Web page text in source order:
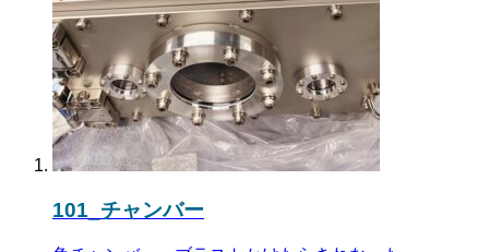
101_チャンバー